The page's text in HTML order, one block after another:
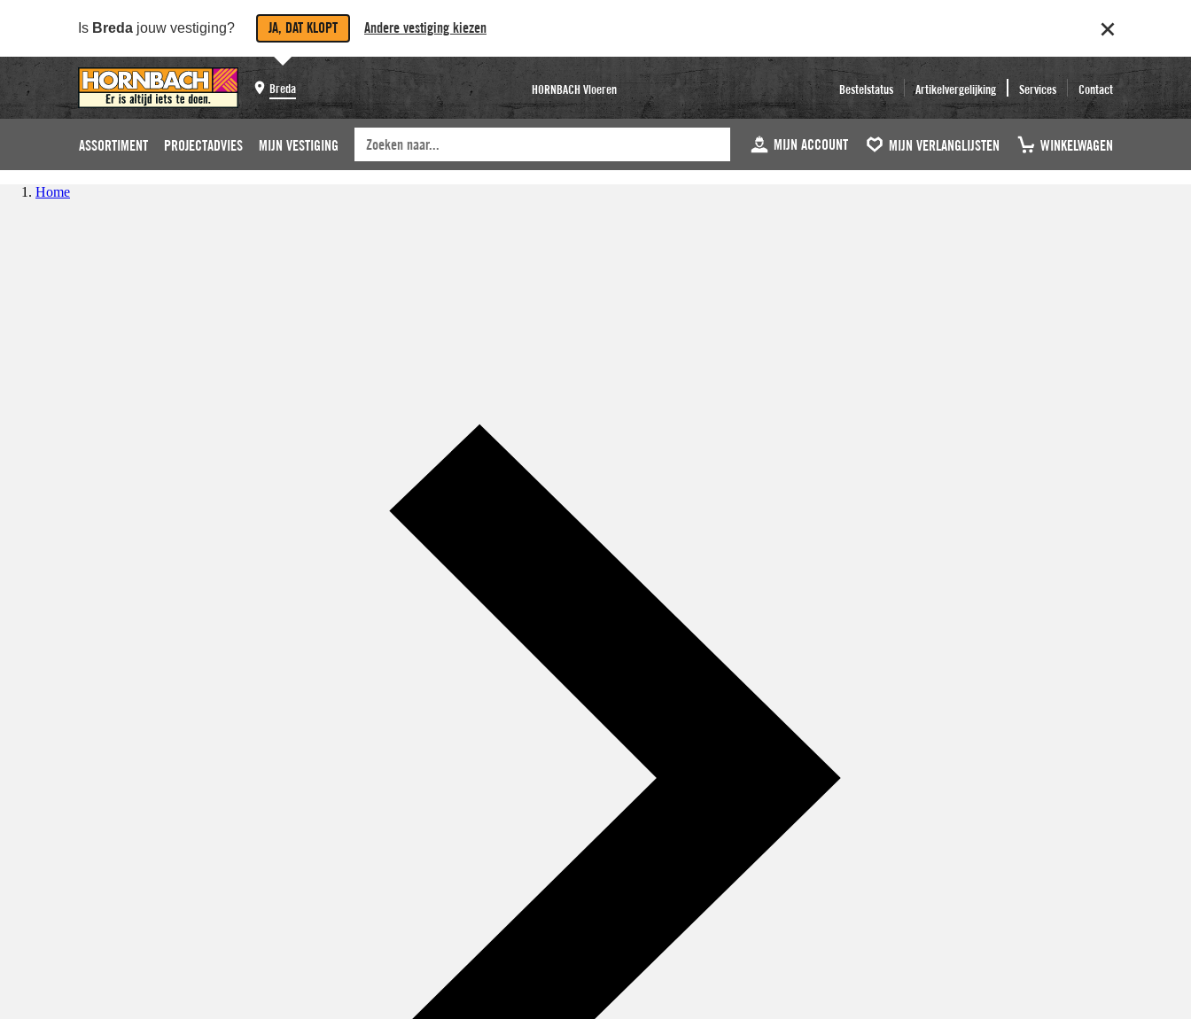
Is Breda jouw vestiging? JA, DAT KLOPT Andere vestiging kiezen
Breda HORNBACH Vloeren Bestelstatus Artikelvergelijking Services Contact
ASSORTIMENT PROJECTADVIES MIJN VESTIGING MIJN ACCOUNT MIJN VERLANGLIJSTEN WINKELWAGEN
Home